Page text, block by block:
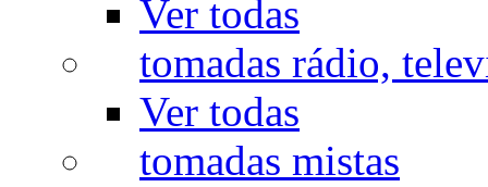
Ver todas
tomadas rádio,
Ver todas
tomadas mistas